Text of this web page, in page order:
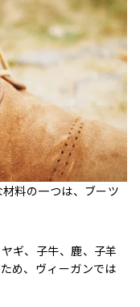
料の一つは、ブーツ
ギ、子牛、鹿、子羊
め、ヴィーガンでは